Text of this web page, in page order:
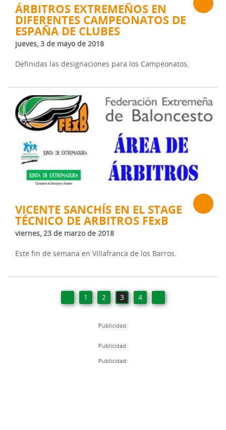
ÁRBITROS EXTREMEÑOS EN
DIFERENTES CAMPEONATOS DE
ESPAÑA DE CLUBES
jueves, 3 de mayo de 2018
Definidas las designaciones para los Campeonatos.
VICENTE SANCHÍS EN EL STAGE
TÉCNICO DE ARBITROS FExB
viernes, 23 de marzo de 2018
Este fin de semana en Villafranca de los Barros.
1 2 3 4
Publicidad:
Publicidad:
Publicidad: